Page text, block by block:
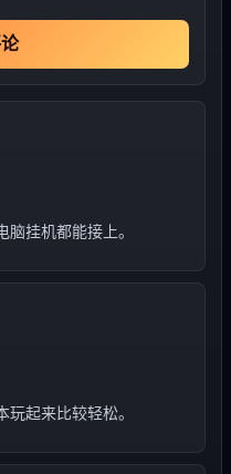
挂机都能接上。
起来比较轻松。